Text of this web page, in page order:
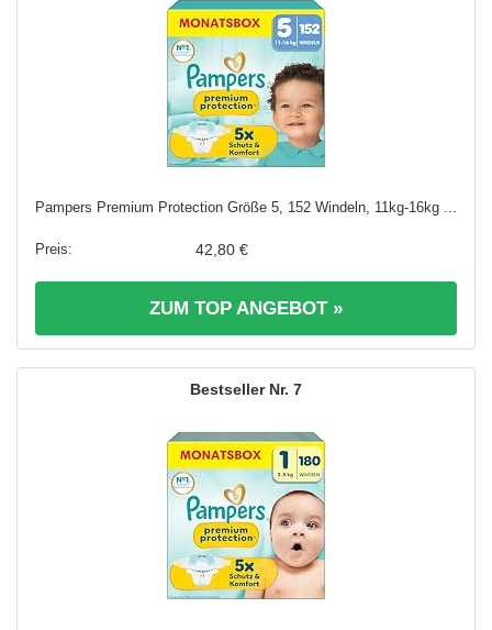
Pampers Premium Protection Größe 5, 152 Windeln, 11kg-16kg ...
42,80 €
ZUM TOP ANGEBOT »
7